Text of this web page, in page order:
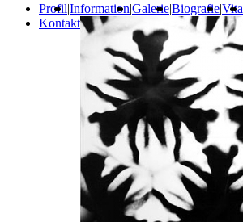
Profil|Information|Galerie|Biografie|Vita
Kontakt